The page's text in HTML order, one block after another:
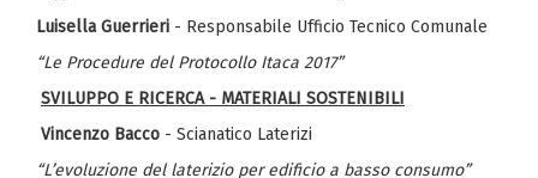
Luisella Guerrieri - Responsabile Ufficio Tecnico Comunale
“Le Procedure del Protocollo Itaca 2017”
SVILUPPO E RICERCA - MATERIALI SOSTENIBILI
Vincenzo Bacco - Scianatico Laterizi
“L’evoluzione del laterizio per edificio a basso consumo”